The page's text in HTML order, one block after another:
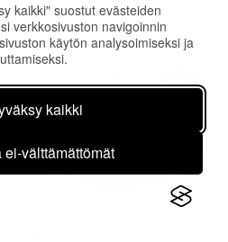
kaikki" suostut evästeiden
verkkosivuston navigoinnin
käytön analysoimiseksi ja
kaikki
ei-välttämättömät